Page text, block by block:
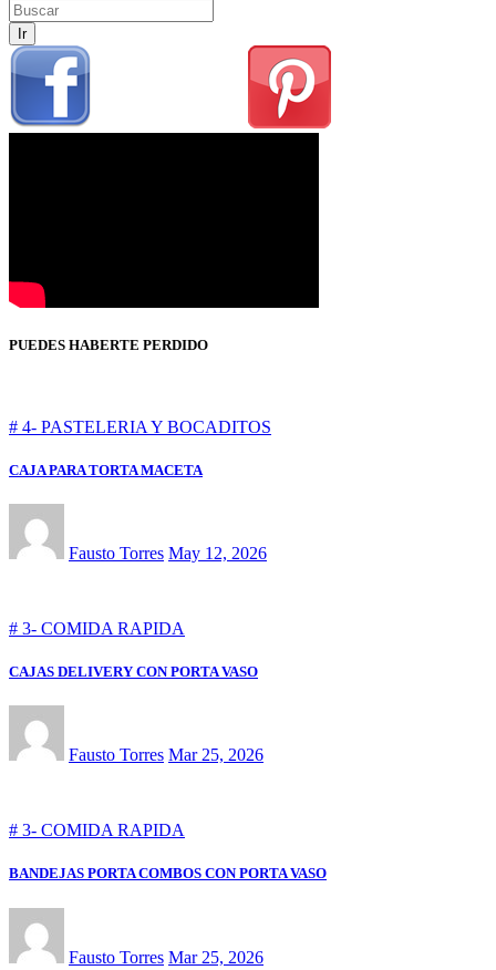
Ir
PUEDES HABERTE PERDIDO
# 4- PASTELERIA Y BOCADITOS
CAJA PARA TORTA MACETA
Fausto Torres May 12, 2026
# 3- COMIDA RAPIDA
CAJAS DELIVERY CON PORTA VASO
Fausto Torres Mar 25, 2026
# 3- COMIDA RAPIDA
BANDEJAS PORTA COMBOS CON PORTA VASO
Fausto Torres Mar 25, 2026